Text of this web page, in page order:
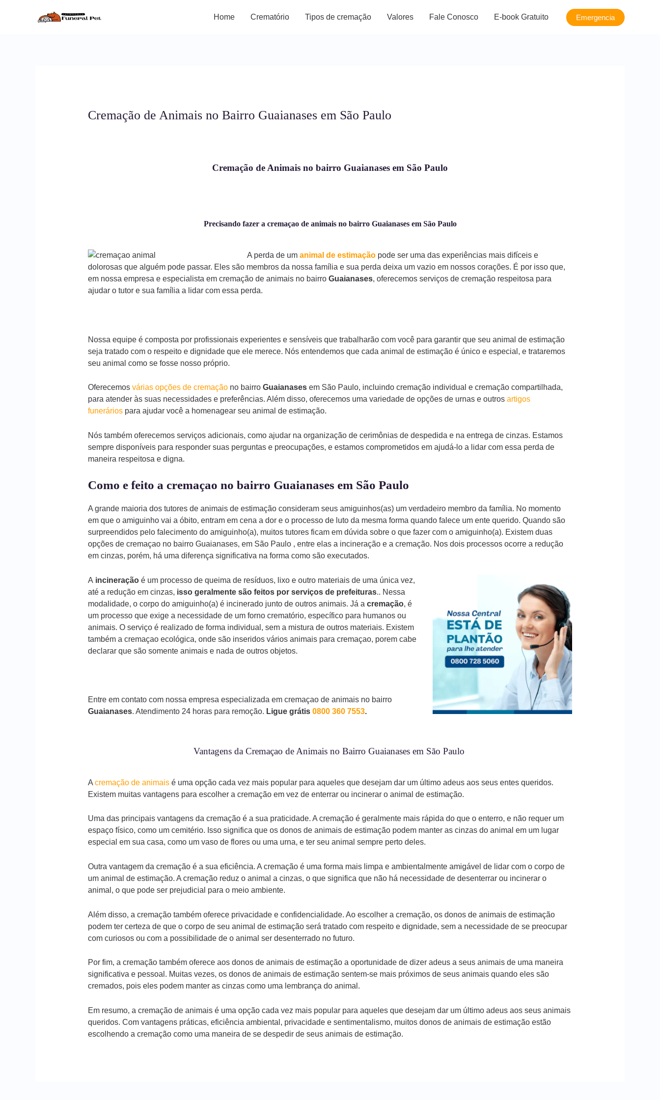
Home Crematório Tipos de cremação Valores Fale Conosco E-book Gratuito Emergencia
Cremação de Animais no Bairro Guaianases em São Paulo
Cremação de Animais no bairro Guaianases em São Paulo
Precisando fazer a cremaçao de animais no bairro Guaianases em São Paulo
A perda de um animal de estimaçãopode ser uma das experiências mais difíceis e
dolorosas que alguém pode passar. Eles são membros da nossa família e sua perda deixa um vazio em nossos corações. É por isso que,
em nossa empresa e especialista em cremação de animais no bairro Guaianases, oferecemos serviços de cremação respeitosa para
ajudar o tutor e sua família a lidar com essa perda.
Nossa equipe é composta por profissionais experientes e sensíveis que trabalharão com você para garantir que seu animal de estimação
seja tratado com o respeito e dignidade que ele merece. Nós entendemos que cada animal de estimação é único e especial, e trataremos
seu animal como se fosse nosso próprio.
Oferecemos várias opções de cremaçãono bairro Guaianasesem São Paulo, incluindo cremação individual e cremação compartilhada,
para atender às suas necessidades e preferências. Além disso, oferecemos uma variedade de opções de urnas e outros artigos
funeráriospara ajudar você a homenagear seu animal de estimação.
Nós também oferecemos serviços adicionais, como ajudar na organização de cerimônias de despedida e na entrega de cinzas. Estamos
sempre disponíveis para responder suas perguntas e preocupações, e estamos comprometidos em ajudá-lo a lidar com essa perda de
maneira respeitosa e digna.
Como e feito a cremaçao no bairro Guaianases em São Paulo
A grande maioria dos tutores de animais de estimação consideram seus amiguinhos(as) um verdadeiro membro da família. No momento
em que o amiguinho vai a óbito, entram em cena a dor e o processo de luto da mesma forma quando falece um ente querido. Quando são
surpreendidos pelo falecimento do amiguinho(a), muitos tutores ficam em dúvida sobre o que fazer com o amiguinho(a). Existem duas
opções de cremaçao no bairro Guaianases, em São Paulo , entre elas a incineração e a cremação. Nos dois processos ocorre a redução
em cinzas, porém, há uma diferença significativa na forma como são executados.
A incineraçãoé um processo de queima de resíduos, lixo e outro materiais de uma única vez,
até a redução em cinzas, isso geralmente são feitos por serviços de prefeituras.. Nessa
modalidade, o corpo do amiguinho(a) é incinerado junto de outros animais. Já a cremação, é
um processo que exige a necessidade de um forno crematório, específico para humanos ou
animais. O serviço é realizado de forma individual, sem a mistura de outros materiais. Existem
também a cremaçao ecológica, onde são inseridos vários animais para cremaçao, porem cabe
declarar que são somente animais e nada de outros objetos.
Entre em contato com nossa empresa especializada em cremaçao de animais no bairro
Guaianases. Atendimento 24 horas para remoção. Ligue grátis 0800 360 7553.
Vantagens da Cremaçao de Animais no Bairro Guaianases em São Paulo
A cremação de animaisé uma opção cada vez mais popular para aqueles que desejam dar um último adeus aos seus entes queridos.
Existem muitas vantagens para escolher a cremação em vez de enterrar ou incinerar o animal de estimação.
Uma das principais vantagens da cremação é a sua praticidade. A cremação é geralmente mais rápida do que o enterro, e não requer um
espaço físico, como um cemitério. Isso significa que os donos de animais de estimação podem manter as cinzas do animal em um lugar
especial em sua casa, como um vaso de flores ou uma urna, e ter seu animal sempre perto deles.
Outra vantagem da cremação é a sua eficiência. A cremação é uma forma mais limpa e ambientalmente amigável de lidar com o corpo de
um animal de estimação. A cremação reduz o animal a cinzas, o que significa que não há necessidade de desenterrar ou incinerar o
animal, o que pode ser prejudicial para o meio ambiente.
Além disso, a cremação também oferece privacidade e confidencialidade. Ao escolher a cremação, os donos de animais de estimação
podem ter certeza de que o corpo de seu animal de estimação será tratado com respeito e dignidade, sem a necessidade de se preocupar
com curiosos ou com a possibilidade de o animal ser desenterrado no futuro.
Por fim, a cremação também oferece aos donos de animais de estimação a oportunidade de dizer adeus a seus animais de uma maneira
significativa e pessoal. Muitas vezes, os donos de animais de estimação sentem-se mais próximos de seus animais quando eles são
cremados, pois eles podem manter as cinzas como uma lembrança do animal.
Em resumo, a cremação de animais é uma opção cada vez mais popular para aqueles que desejam dar um último adeus aos seus animais
queridos. Com vantagens práticas, eficiência ambiental, privacidade e sentimentalismo, muitos donos de animais de estimação estão
escolhendo a cremação como uma maneira de se despedir de seus animais de estimação.